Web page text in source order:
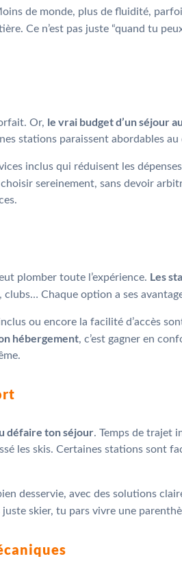
de monde, plus de fluidité,
Ce n’est pas juste “quand tu
Or, le vrai budget d’un séjour
stations paraissent abordables
inclus qui réduisent les dépenses
sereinement, sans devoir
plomber toute l’expérience. Les
Chaque option a ses
ou encore la facilité d’accès
hébergement, c’est gagner en
défaire ton séjour. Temps de trajet
les skis. Certaines stations sont
desservie, avec des solutions
juste skier, tu pars vivre une